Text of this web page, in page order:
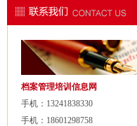
档案管理培训信息网
手机：13241838330
手机：18601298758